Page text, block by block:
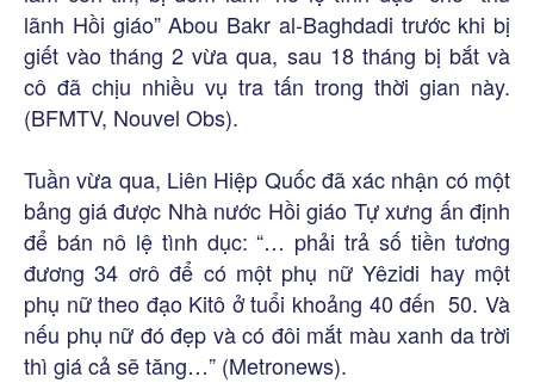
lãnh Hồi giáo” Abou Bakr al-Baghdadi trước khi bị
giết vào tháng 2 vừa qua, sau 18 tháng bị bắt và
cô đã chịu nhiều vụ tra tấn trong thời gian này.
(BFMTV, Nouvel Obs).
Tuần vừa qua, Liên Hiệp Quốc đã xác nhận có một
bảng giá được Nhà nước Hồi giáo Tự xưng ấn định
để bán nô lệ tình dục: “… phải trả số tiền tương
đương 34 ơrô để có một phụ nữ Yêzidi hay một
phụ nữ theo đạo Kitô ở tuổi khoảng 40 đến 50. Và
nếu phụ nữ đó đẹp và có đôi mắt màu xanh da trời
thì giá cả sẽ tăng…” (Metronews).